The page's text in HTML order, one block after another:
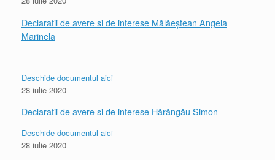
Declaratii de avere si de interese Mălăeștean Angela
Marinela
Deschide documentul aici
28 iulie 2020
Declaratii de avere si de interese Hărăngău Simon
Deschide documentul aici
28 iulie 2020